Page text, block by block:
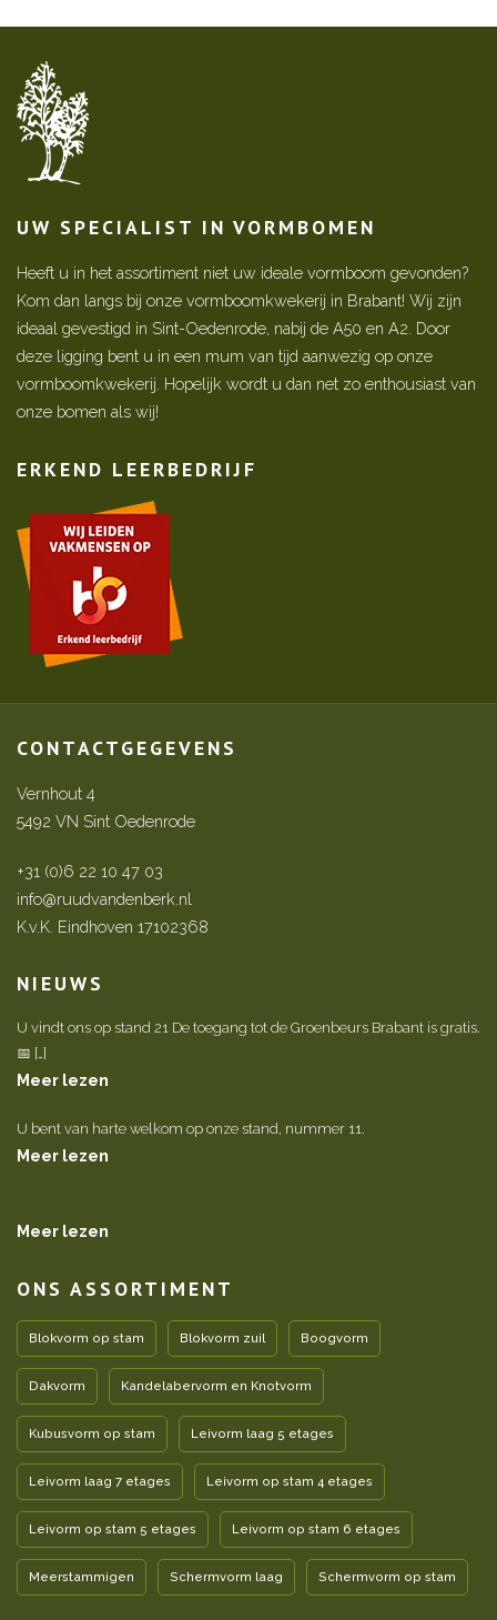
UW SPECIALIST IN VORMBOMEN
Heeft u in het assortiment niet uw ideale vormboom gevonden?
Kom dan langs bij onze vormboomkwekerij in Brabant! Wij zijn
ideaal gevestigd in Sint-Oedenrode, nabij de A50 en A2. Door
deze ligging bent u in een mum van tijd aanwezig op onze
vormboomkwekerij. Hopelijk wordt u dan net zo enthousiast van
onze bomen als wij!
ERKEND LEERBEDRIJF
CONTACTGEGEVENS
Vernhout 4
5492 VN Sint Oedenrode
+31 (0)6 22 10 47 03
info@ruudvandenberk.nl
K.v.K. Eindhoven 17102368
NIEUWS
U vindt ons op stand 21 De toegang tot de Groenbeurs Brabant is gratis.
📅 […]
Meer lezen
U bent van harte welkom op onze stand, nummer 11.
Meer lezen
Meer lezen
ONS ASSORTIMENT
Blokvorm op stam Blokvorm zuil Boogvorm
Dakvorm Kandelabervorm en Knotvorm
Kubusvorm op stam Leivorm laag 5 etages
Leivorm laag 7 etages Leivorm op stam 4 etages
Leivorm op stam 5 etages Leivorm op stam 6 etages
Meerstammigen Schermvorm laag Schermvorm op stam